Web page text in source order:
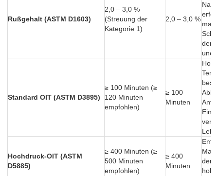
Rußgehalt (ASTM D1603)
2,0 – 3,0 %
(Streuung der
Kategorie 1)
2,0 – 3,0 %
der
Standard OIT (ASTM D3895)
≥ 100 Minuten (≥
120 Minuten
empfohlen)
≥ 100
Minuten
Hohe
Eine
Hochdruck-OIT (ASTM
D5885)
≥ 400 Minuten (≥
500 Minuten
empfohlen)
≥ 400
Minuten
den